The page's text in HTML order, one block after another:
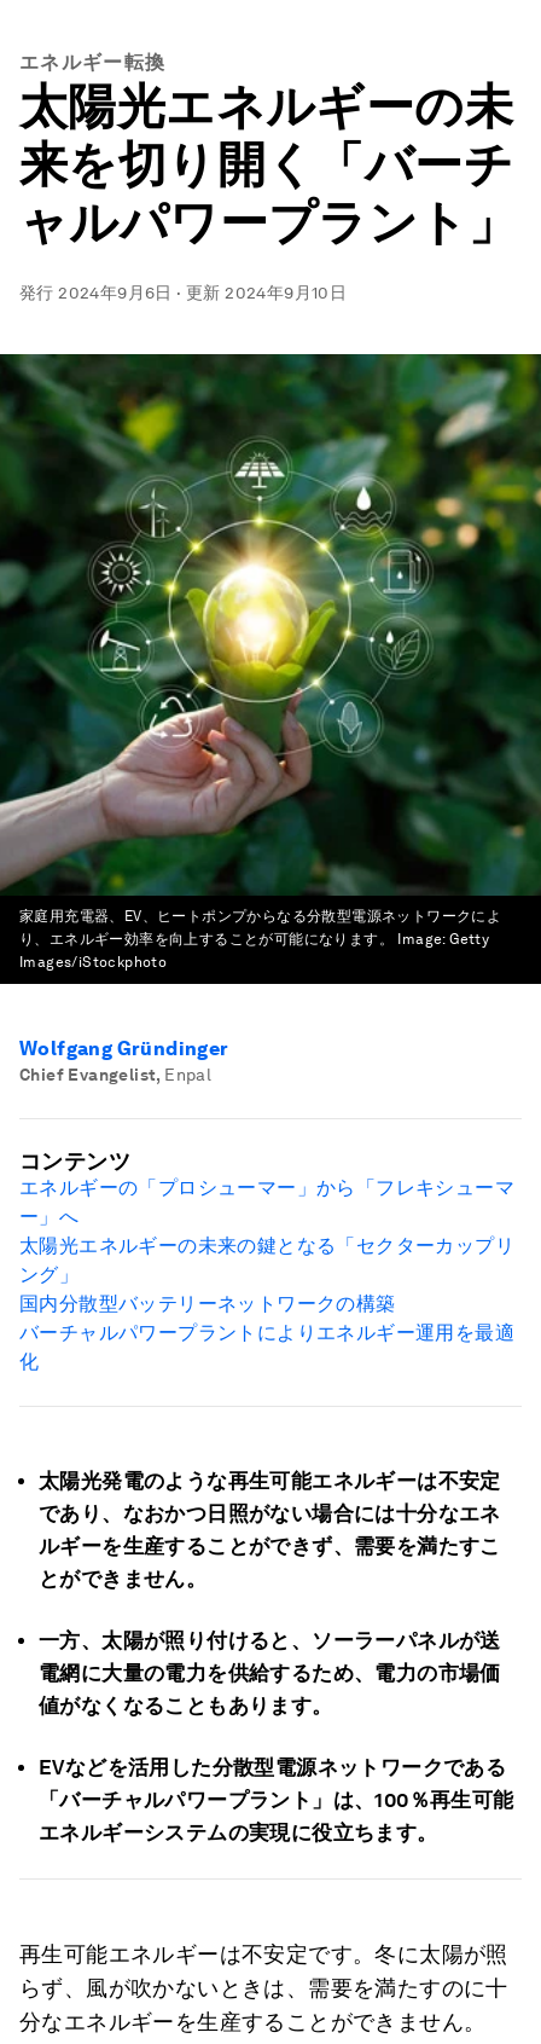
エネルギー転換
太陽光エネルギーの未
来を切り開く「バーチ
ャルパワープラント」
発行2024年9月6日 ·更新2024年9月10日
家庭用充電器、EV、ヒートポンプからなる分散型電源ネットワークによ
り、エネルギー効率を向上することが可能になります。
Image:Getty
Images/iStockphoto
Wolfgang Gründinger
Chief Evangelist, Enpal
太陽光発電のような再生可能エネルギーは不安定
であり、なおかつ日照がない場合には十分なエネ
ルギーを生産することができず、需要を満たすこ
とができません。
一方、太陽が照り付けると、ソーラーパネルが送
電網に大量の電力を供給するため、電力の市場価
値がなくなることもあります。
EVなどを活用した分散型電源ネットワークである
「バーチャルパワープラント」は、100％再生可能
エネルギーシステムの実現に役立ちます。
再生可能エネルギーは不安定です。冬に太陽が照
らず、風が吹かないときは、需要を満たすのに十
分なエネルギーを生産することができません。
コンテンツ
エネルギーの「プロシューマー」から「フレキシューマ
ー」へ
太陽光エネルギーの未来の鍵となる「セクターカップリ
ング」
国内分散型バッテリーネットワークの構築
バーチャルパワープラントによりエネルギー運用を最適
化